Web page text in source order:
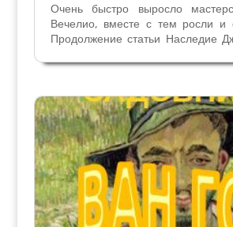
Очень быстро выросло
Вечелио, вместе с тем росли и
Продолжение статьи Наследие
работы о чудесах Св. Антония,
остановилась с...
Искусство
Тайны картин